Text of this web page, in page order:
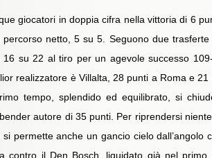
giocatori in doppia cifra nella vittoria di 6
percorso netto, 5 su 5. Seguono due
16 su 22 al tiro per un agevole successo
realizzatore è Villalta, 28 punti a Roma e
tempo, splendido ed equilibrato, si
autore di 35 punti. Per riprendersi
si permette anche un gancio cielo dall’angolo
contro il Den Bosch, liquidato già nel